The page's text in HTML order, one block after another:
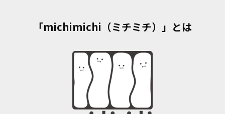
「michimichi（ミチミチ）」とは